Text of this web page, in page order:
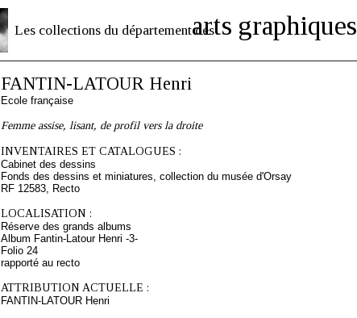
Les collections du département desarts graphiques
FANTIN-LATOUR Henri
Ecole française
Femme assise, lisant, de profil vers la droite
INVENTAIRES ET CATALOGUES :
Cabinet des dessins
Fonds des dessins et miniatures, collection du musée d'Orsay
RF 12583, Recto
LOCALISATION :
Réserve des grands albums
Album Fantin-Latour Henri -3-
Folio 24
rapporté au recto
ATTRIBUTION ACTUELLE :
FANTIN-LATOUR Henri